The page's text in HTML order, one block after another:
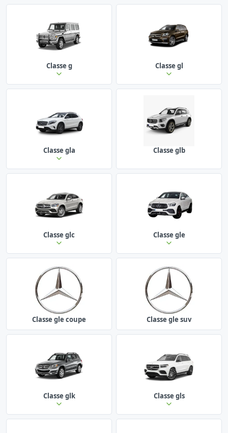
Classe g Classe gl
Classe gla Classe glb
Classe glc Classe gle
Classe gle coupe Classe gle suv
Classe glk Classe gls